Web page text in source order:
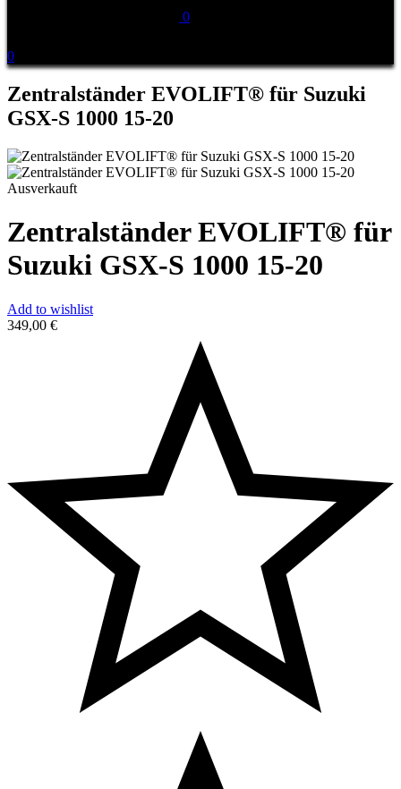
0
0
Zentralständer EVOLIFT® für Suzuki
GSX-S 1000 15-20
Ausverkauft
Zentralständer EVOLIFT® für
Suzuki GSX-S 1000 15-20
Add to wishlist
349,00 €